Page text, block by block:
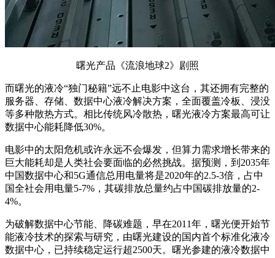
曙光产品《流浪地球2》剧照
而曙光的液冷“独门秘籍”远不止电影中这台，其还拥有完整的
服务器、存储、数据中心液冷解决方案，全面覆盖冷板、浸没
等多种散热方式。相比传统风冷散热，曙光液冷方案最高可让
数据中心能耗降低30%。
电影中的太阳危机或许永远不会爆发，但算力需求增长带来的
巨大能耗却是人类社会要面临的必然挑战。据预测，到2035年
中国数据中心和5G通信总用电量将是2020年的2.5-3倍，占中
国全社会用电量5-7%，其碳排放总量约占中国碳排放量的2-
4%。
为破解数据中心节能、降碳难题，早在2011年，曙光便开始节
能液冷技术的探索与研究，由曙光建设的国内首个标准化液冷
数据中心，已持续稳定运行超2500天。曙光参建的液冷数据中